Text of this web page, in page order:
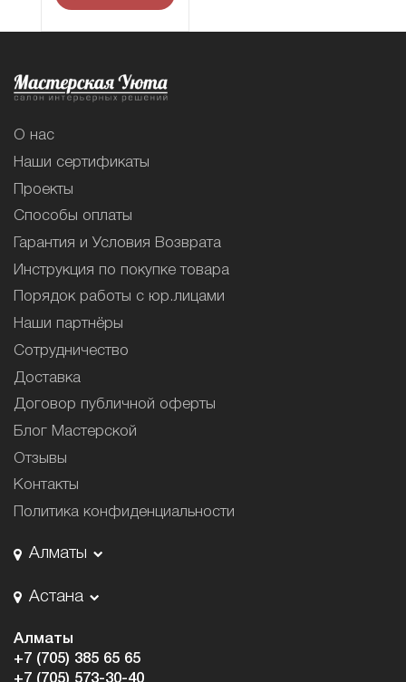
О нас
Наши сертификаты
Проекты
Способы оплаты
Гарантия и Условия Возврата
Инструкция по покупке товара
Порядок работы с юр.лицами
Наши партнёры
Сотрудничество
Доставка
Договор публичной оферты
Блог Мастерской
Отзывы
Контакты
Политика конфиденциальности
Алматы
Астана
Алматы
+7 (705) 385 65 65
+7 (705) 573-30-40